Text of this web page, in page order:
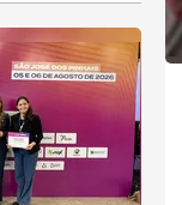
CAMPOS GERAIS